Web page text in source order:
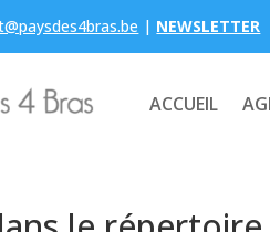
| NEWSLETTER
ACCUEIL